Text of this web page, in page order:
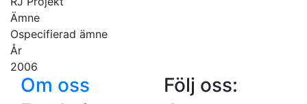
Ämne
Ospecifierad ämne
År
2006
Om oss
Följ oss: